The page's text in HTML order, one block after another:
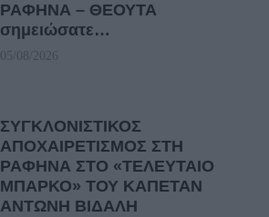
ΡΑΦΗΝΑ – ΘΕΟΥΤΑ
σημειώσατε…
05/08/2026
ΣΥΓΚΛΟΝΙΣΤΙΚΟΣ
ΑΠΟΧΑΙΡΕΤΙΣΜΟΣ ΣΤΗ
ΡΑΦΗΝΑ ΣΤΟ «ΤΕΛΕΥΤΑΙΟ
ΜΠΑΡΚΟ» ΤΟΥ ΚΑΠΕΤΑΝ
ΑΝΤΩΝΗ ΒΙΔΑΛΗ